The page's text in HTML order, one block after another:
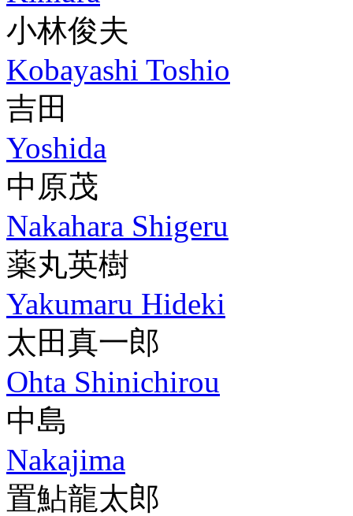
小林俊夫
Kobayashi Toshio
吉田
Yoshida
中原茂
Nakahara Shigeru
薬丸英樹
Yakumaru Hideki
太田真一郎
Ohta Shinichirou
中島
Nakajima
置鮎龍太郎